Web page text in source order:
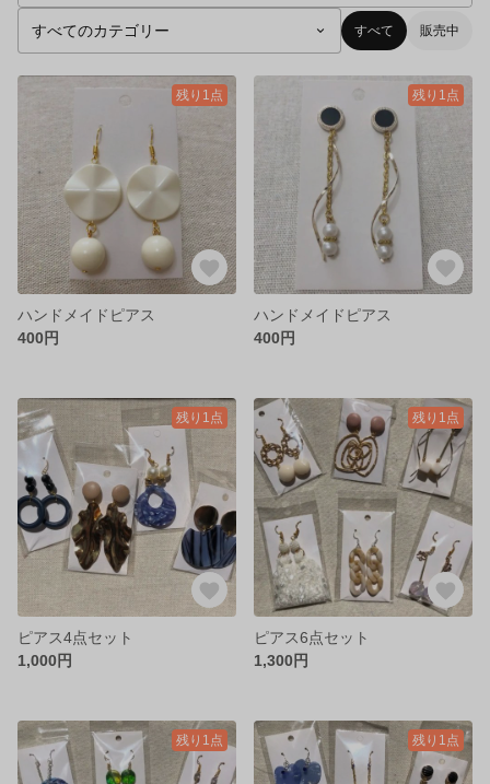
すべて 販売中
残り1点
ハンドメイドピアス
400円
残り1点
ハンドメイドピアス
400円
残り1点
ピアス4点セット
1,000円
残り1点
ピアス6点セット
1,300円
残り1点 残り1点